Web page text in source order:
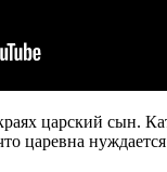
царский сын.
царевна